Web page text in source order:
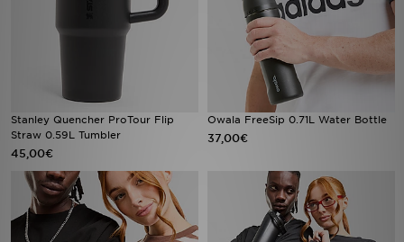
Stanley Quencher ProTour Flip
Straw 0.59L Tumbler
45,00€
Owala FreeSip 0.71L Water Bottle
37,00€